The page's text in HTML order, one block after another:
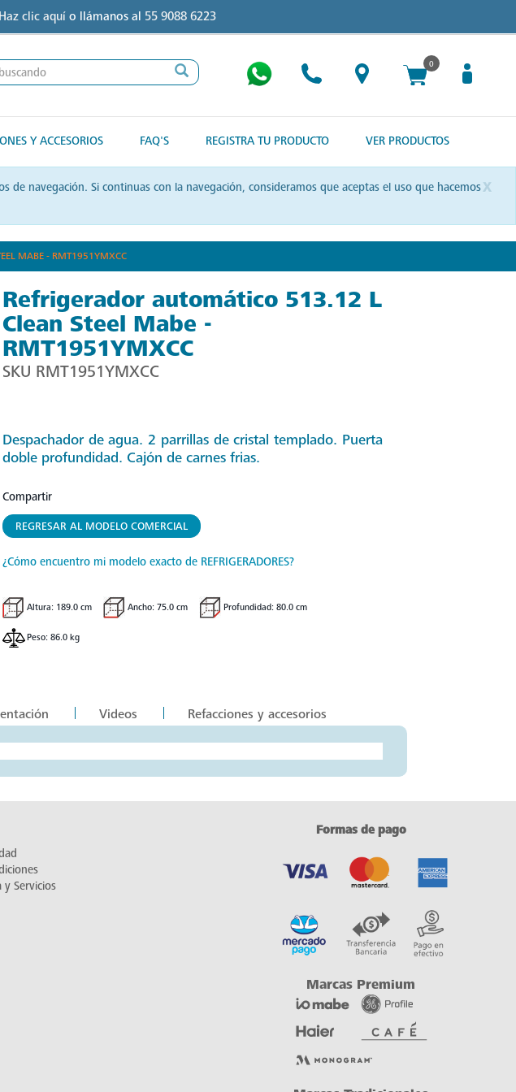
clic aquío llámanos al 55 9088 6223
0
Y ACCESORIOS FAQ'S REGISTRA TU PRODUCTO VER PRODUCTOS
x
navegación. Si continuas con la navegación, consideramos que aceptas el uso que hacemos
MABE - RMT1951YMXCC
Refrigerador automático 513.12 L
Clean Steel Mabe -
RMT1951YMXCC
SKU RMT1951YMXCC
Despachador de agua. 2 parrillas de cristal templado. Puerta
doble profundidad. Cajón de carnes frias.
Compartir
REGRESAR AL MODELO COMERCIAL
¿Cómo encuentro mi modelo exacto de REFRIGERADORES?
Altura: 189.0 cm Ancho: 75.0 cm Profundidad: 80.0 cm
Peso: 86.0 kg
Videos Refacciones y accesorios
y Servicios
Formas de pago